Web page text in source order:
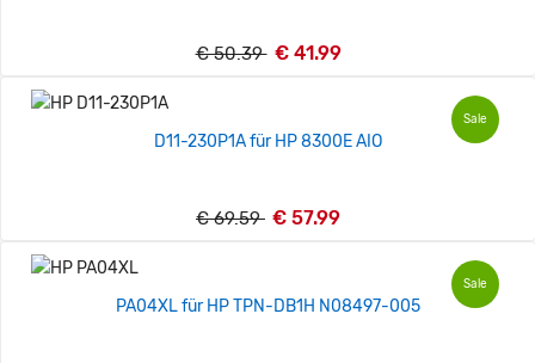
€ 50.39 € 41.99
Sale
D11-230P1A für HP 8300E AIO
€ 69.59 € 57.99
Sale
PA04XL für HP TPN-DB1H N08497-005